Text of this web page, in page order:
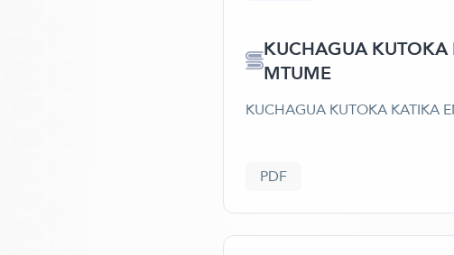
KUCHAGUA
MTUME
KUCHAGUA KUTOKA KATIKA
PDF